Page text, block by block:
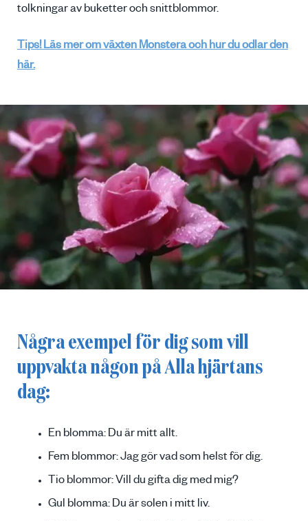
tolkningar av buketter och snittblommor.
Tips! Läs mer om växten Monstera och hur du odlar den
här.
Några exempel för dig som vill
uppvakta någon på Alla hjärtans
dag:
En blomma: Du är mitt allt.
Fem blommor: Jag gör vad som helst för dig.
Tio blommor: Vill du gifta dig med mig?
Gul blomma: Du är solen i mitt liv.